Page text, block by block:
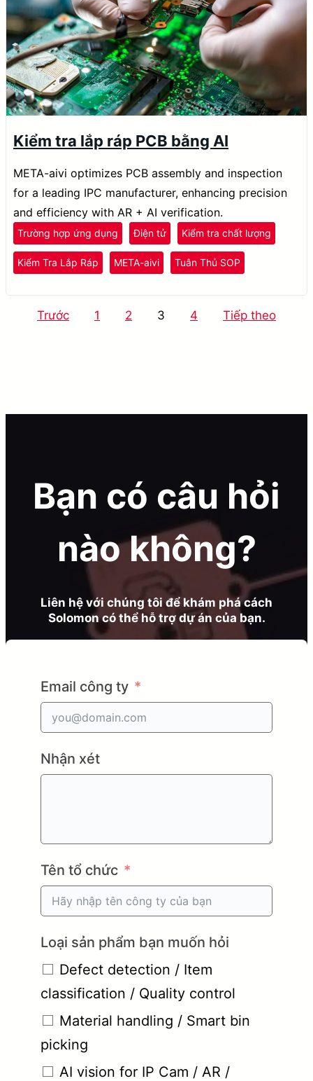
Kiểm tra lắp ráp PCB bằng AI
META-aivi optimizes PCB assembly and inspection
for a leading IPC manufacturer, enhancing precision
and efficiency with AR + AI verification.
Trường hợp ứng dụng Điện tử Kiểm tra chất lượng
Kiểm Tra Lắp Ráp META-aivi Tuân Thủ SOP
PhânTrước 1 2 3 4 Tiếp theo
Bạn có câu hỏi
nào không?
Liên hệ với chúng tôi để khám phá cách
Solomon có thể hỗ trợ dự án của bạn.
Email công ty
Nhận xét
Tên tổ chức
Loại sản phẩm bạn muốn hỏi
Defect detection / Item
classification / Quality control
Material handling / Smart bin
picking
AI vision for IP Cam / AR /